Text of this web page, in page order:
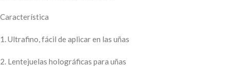
Característica
1. Ultrafino, fácil de aplicar en las uñas
2. Lentejuelas holográficas para uñas